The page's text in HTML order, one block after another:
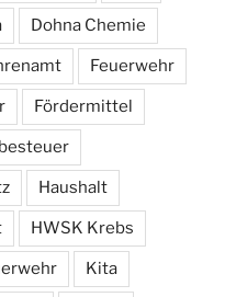
Dohna Chemie
Feuerwehr
Fördermittel
Haushalt
HWSK Krebs
Kita